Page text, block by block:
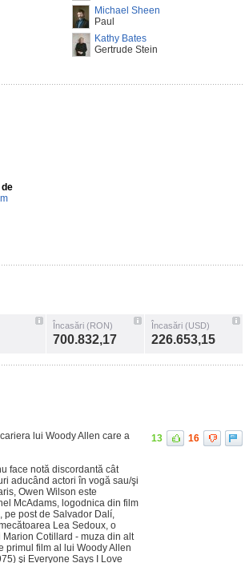
Michael Sheen
Paul
Kathy Bates
Gertrude Stein
Încasări (RON)
700.832,17
Încasări (USD)
226.653,15
lui Woody Allen care a
face notă discordantă cât
aducând actori în vogă sau/şi
Owen Wilson este
McAdams, logodnica din film
pe post de Salvador Dalí,
Lea Sedoux, o
Cotillard - muza din alt
primul film al lui Woody Allen
şi Everyone Says I Love
13 16